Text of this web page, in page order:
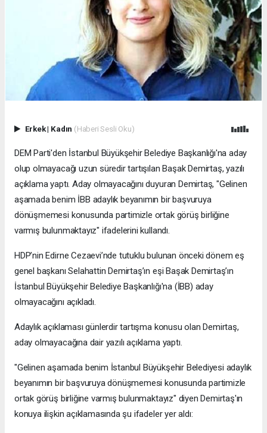
Erkek| Kadın (Haberi Sesli Oku)
DEM Parti'den İstanbul Büyükşehir Belediye Başkanlığı'na aday
olup olmayacağı uzun süredir tartışılan Başak Demirtaş, yazılı
açıklama yaptı. Aday olmayacağını duyuran Demirtaş, "Gelinen
aşamada benim İBB adaylık beyanımın bir başvuruya
dönüşmemesi konusunda partimizle ortak görüş birliğine
varmış bulunmaktayız" ifadelerini kullandı.
HDP’nin Edirne Cezaevi’nde tutuklu bulunan önceki dönem eş
genel başkanı Selahattin Demirtaş’ın eşi Başak Demirtaş’ın
İstanbul Büyükşehir Belediye Başkanlığı'na (İBB) aday
olmayacağını açıkladı.
Adaylık açıklaması günlerdir tartışma konusu olan Demirtaş,
aday olmayacağına dair yazılı açıklama yaptı.
"Gelinen aşamada benim İstanbul Büyükşehir Belediyesi adaylık
beyanımın bir başvuruya dönüşmemesi konusunda partimizle
ortak görüş birliğine varmış bulunmaktayız" diyen Demirtaş'ın
konuya ilişkin açıklamasında şu ifadeler yer aldı: